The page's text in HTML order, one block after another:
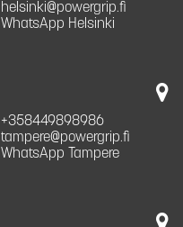
helsinki@powergrip.fi
WhatsApp Helsinki
+358449898986
tampere@powergrip.fi
WhatsApp Tampere